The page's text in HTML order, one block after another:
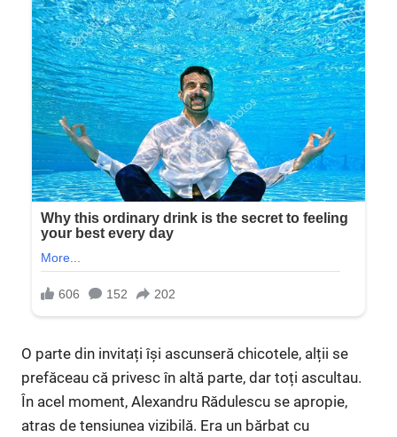
O parte din invitați își ascunseră chicotele, alții se
prefăceau că privesc în altă parte, dar toți ascultau.
În acel moment, Alexandru Rădulescu se apropie,
atras de tensiunea vizibilă. Era un bărbat cu